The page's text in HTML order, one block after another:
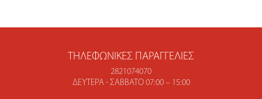
ΤΗΛΕΦΩΝΙΚΈΣ ΠΑΡΑΓΓΕΛΊΕΣ
2821074070
ΔΕΥΤΈΡΑ - ΣΆΒΒΑΤΟ 07:00 – 15:00